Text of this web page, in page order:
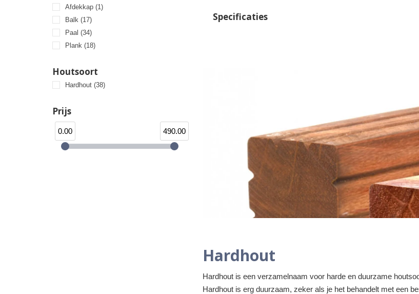
Afdekkap (1)
Balk (17)
Paal (34)
Plank (18)
Houtsoort
Hardhout (38)
Prijs
0.00 490.00
Specificaties
Hardhout
Hardhout is een verzamelnaam voor harde en duurzame
Hardhout is erg duurzaam, zeker als je het behandelt met een